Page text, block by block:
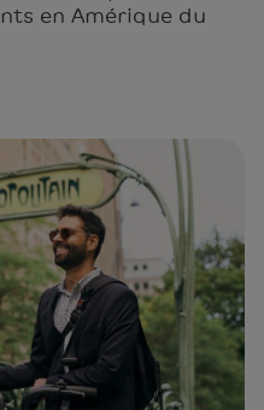
en Amérique du